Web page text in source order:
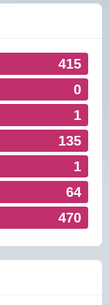
415
0
1
135
1
64
470